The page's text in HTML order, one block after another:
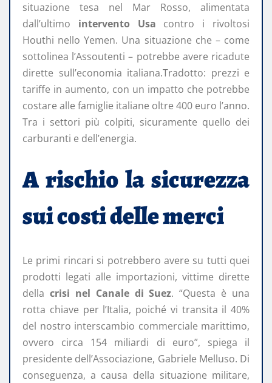
situazione tesa nel Mar Rosso, alimentata
dall’ultimo intervento Usa contro i rivoltosi
Houthi nello Yemen. Una situazione che – come
sottolinea l’Assoutenti – potrebbe avere ricadute
dirette sull’economia italiana.Tradotto: prezzi e
tariffe in aumento, con un impatto che potrebbe
costare alle famiglie italiane oltre 400 euro l’anno.
Tra i settori più colpiti, sicuramente quello dei
carburanti e dell’energia.
A rischio la sicurezza
sui costi delle merci
Le primi rincari si potrebbero avere su tutti quei
prodotti legati alle importazioni, vittime dirette
della crisi nel Canale di Suez. “Questa è una
rotta chiave per l’Italia, poiché vi transita il 40%
del nostro interscambio commerciale marittimo,
ovvero circa 154 miliardi di euro”, spiega il
presidente dell’Associazione, Gabriele Melluso. Di
conseguenza, a causa della situazione militare,